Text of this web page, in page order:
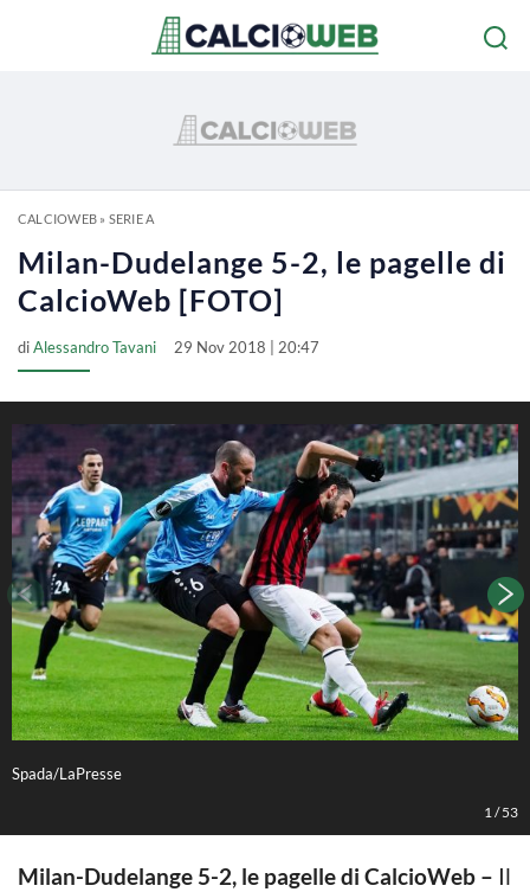
CALCIOWEB» SERIE A
Milan-Dudelange 5-2, le pagelle di
CalcioWeb [FOTO]
diAlessandro Tavani 29 Nov 2018 | 20:47
Spada/LaPresse
1 /53
Milan-Dudelange 5-2, le pagelle di CalcioWeb – Il